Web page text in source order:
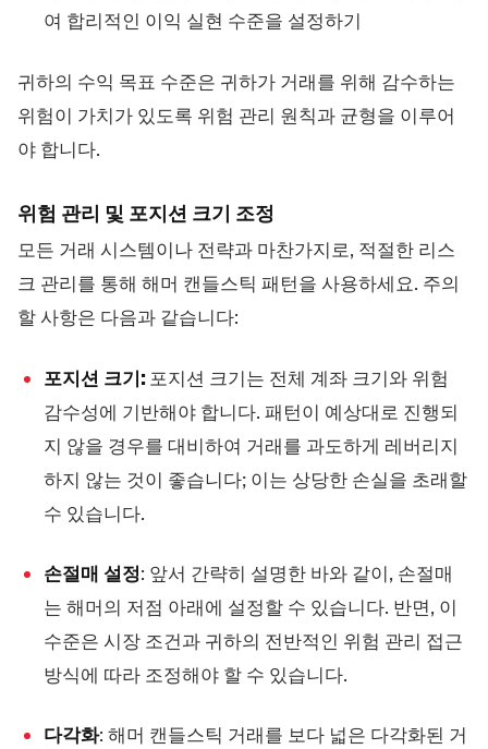
여 합리적인 이익 실현 수준을 설정하기
귀하의 수익 목표 수준은 귀하가 거래를 위해 감수하는
위험이 가치가 있도록 위험 관리 원칙과 균형을 이루어
야 합니다.
위험 관리 및 포지션 크기 조정
모든 거래 시스템이나 전략과 마찬가지로, 적절한 리스
크 관리를 통해 해머 캔들스틱 패턴을 사용하세요. 주의
할 사항은 다음과 같습니다:
포지션 크기:포지션 크기는 전체 계좌 크기와 위험
감수성에 기반해야 합니다. 패턴이 예상대로 진행되
지 않을 경우를 대비하여 거래를 과도하게 레버리지
하지 않는 것이 좋습니다; 이는 상당한 손실을 초래할
수 있습니다.
손절매 설정: 앞서 간략히 설명한 바와 같이, 손절매
는 해머의 저점 아래에 설정할 수 있습니다. 반면, 이
수준은 시장 조건과 귀하의 전반적인 위험 관리 접근
방식에 따라 조정해야 할 수 있습니다.
다각화: 해머 캔들스틱 거래를 보다 넓은 다각화된 거